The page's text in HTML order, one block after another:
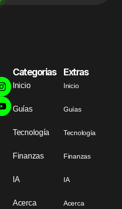
Categorias
Inicio
Guías
Tecnología
Finanzas
IA
Acerca
Extras
Inicio
Guías
Tecnología
Finanzas
IA
Acerca